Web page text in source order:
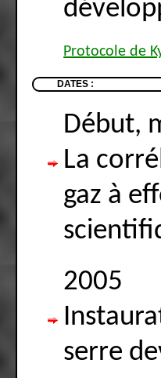
Protocole de
DATES :
Début,
La
gaz à
2005
serre